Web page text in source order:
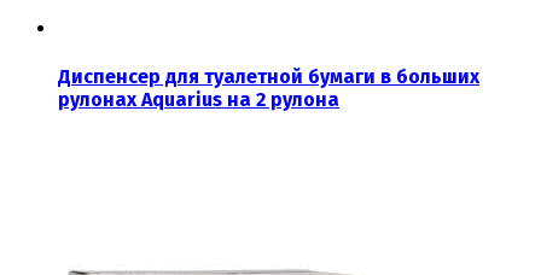
Диспенсер для туалетной бумаги в больших
рулонах Aquarius на 2 рулона